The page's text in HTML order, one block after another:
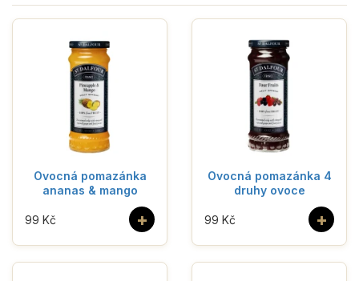
Ovocná pomazánka
ananas & mango
+
99 Kč
Ovocná pomazánka 4
druhy ovoce
+
99 Kč